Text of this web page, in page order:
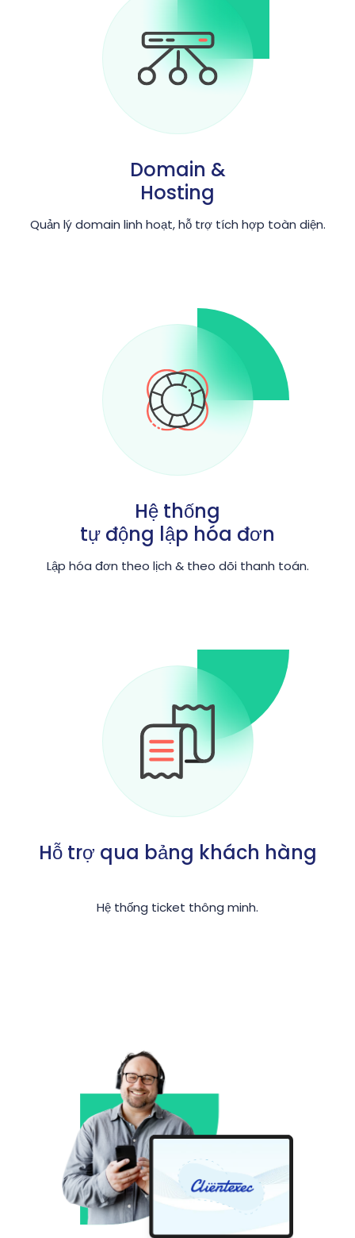
Domain &
Hosting
Quản lý domain linh hoạt, hỗ trợ tích hợp toàn diện.
Hệ thống
tự động lập hóa đơn
Lập hóa đơn theo lịch & theo dõi thanh toán.
Hỗ trợ qua bảng khách hàng
Hệ thống ticket thông minh.